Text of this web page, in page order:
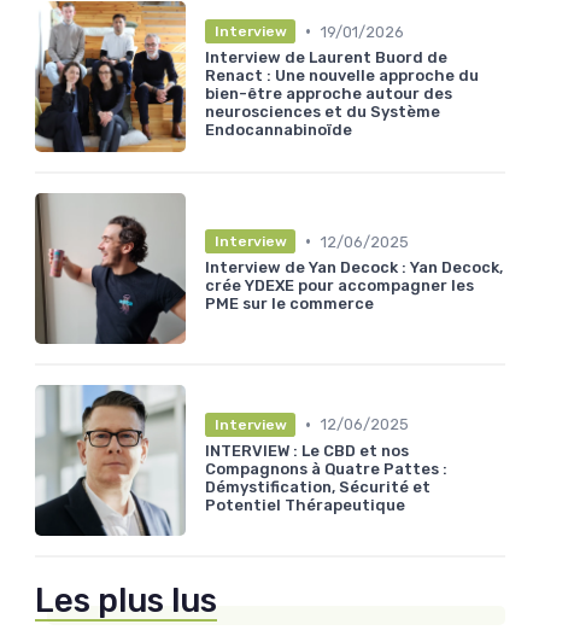
Interview • 19/01/2026
Interview de Laurent Buord de
Renact : Une nouvelle approche du
bien-être approche autour des
neurosciences et du Système
Endocannabinoïde
Interview • 12/06/2025
Interview de Yan Decock : Yan Decock,
crée YDEXE pour accompagner les
PME sur le commerce
Interview • 12/06/2025
INTERVIEW : Le CBD et nos
Compagnons à Quatre Pattes :
Démystification, Sécurité et
Potentiel Thérapeutique
Les plus lus